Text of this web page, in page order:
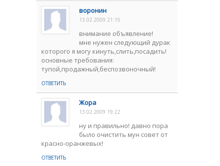
воронин
13.02.2009 21:15
внимание объявление!
мне нужен следующий дурак
которого я могу кинуть,слить,посадить!
основные требования:
тупой,продажный,беспозвоночный!
ОТВЕТИТЬ
Жора
13.02.2009 19:22
ну и правильно! давно пора
было очистить мун совет от
красно-оранжевых!
ОТВЕТИТЬ